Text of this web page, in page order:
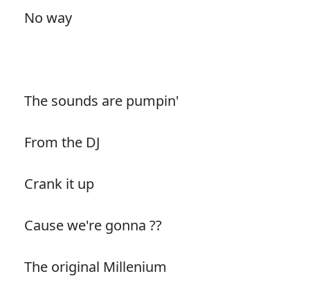
No way
The sounds are pumpin'
From the DJ
Crank it up
Cause we're gonna ??
The original Millenium